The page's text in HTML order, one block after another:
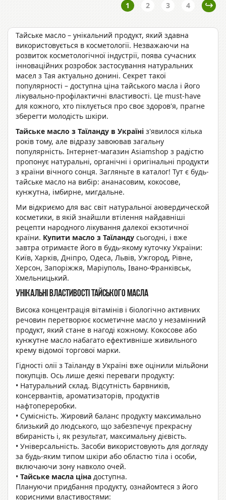
1 2 3 4
Тайське масло – унікальний продукт, який здавна
використовується в косметології. Незважаючи на
розвиток косметологічної індустрії, поява сучасних
інноваційних розробок застосування натуральних
масел з Тая актуально донині. Секрет такої
популярності – доступна ціна тайського масла і його
лікувально-профілактичні властивості. Це must-have
для кожного, хто піклується про своє здоров'я, прагне
зберегти молодість шкіри.
Тайське масло з Таїланду в Україні з'явилося кілька
років тому, але відразу завоював загальну
популярність. Інтернет-магазин Asiamshop з радістю
пропонує натуральні, органічні і оригінальні продукти
з країни вічного сонця. Загляньте в каталог! Тут є будь-
тайське масло на вибір: ананасовим, кокосове,
кунжутна, імбирне, мигдальне.
Ми відкриємо для вас світ натуральної аювердической
косметики, в якій знайшли втілення найдавніші
рецепти народного лікування далекої екзотичної
країни. Купити масло з Таїланду сьогодні, і вже
завтра отримаєте його в будь-якому куточку України:
Київ, Харків, Дніпро, Одеса, Львів, Ужгород, Рівне,
Херсон, Запоріжжя, Маріуполь, Івано-Франківськ,
Хмельницький.
Унікальні властивості тайського масла
Висока концентрація вітамінів і біологічно активних
речовин перетворює косметичне масло у незамінний
продукт, який стане в нагоді кожному. Кокосове або
кунжутне масло набагато ефективніше живильного
крему відомої торгової марки.
Гідності олії з Таїланду в Україні вже оцінили мільйони
покупців. Ось лише деякі переваги продукту:
• Натуральний склад. Відсутність барвників,
консервантів, ароматизаторів, продуктів
нафтопереробки.
• Сумісність. Жировий баланс продукту максимально
близький до людського, що забезпечує прекрасну
вбираність і, як результат, максимальну дієвість.
• Універсальність. Засоби використовують для догляду
за будь-яким типом шкіри або областю тіла і особи,
включаючи зону навколо очей.
• Тайське масла ціна доступна.
Плануючи придбання продукту, ознайомтеся з його
корисними властивостями: